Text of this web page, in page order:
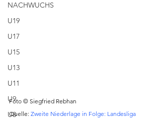
NACHWUCHS
U19
U17
U15
U13
U11
U9
U8
Foto © Siegfried Rebhan
Quelle: Zweite Niederlage in Folge: Landesliga